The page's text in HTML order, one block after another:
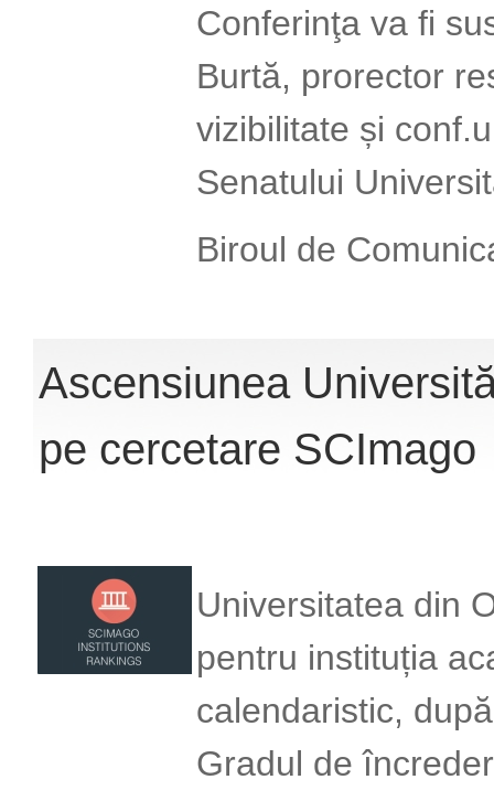
Conferinţa va fi
Burtă, prorector
vizibilitate și
Senatului
Biroul de
Ascensiunea
pe cercetare SCImago
Universitatea din
pentru instituția
calendaristic,
Gradul de